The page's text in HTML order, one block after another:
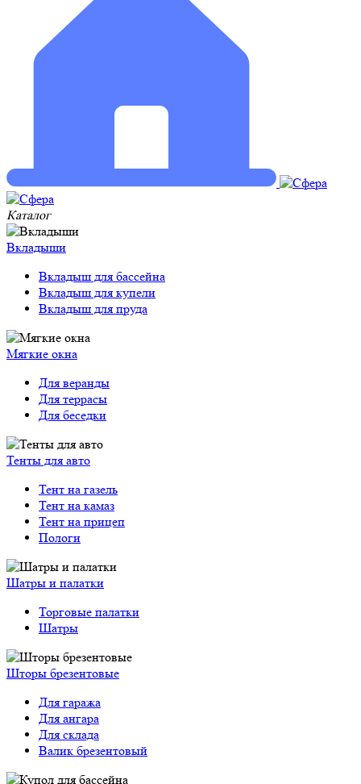
Каталог
Вкладыши
Вкладыш для бассейна
Вкладыш для купели
Вкладыш для пруда
Мягкие окна
Для веранды
Для террасы
Для беседки
Тенты для авто
Тент на газель
Тент на камаз
Тент на прицеп
Пологи
Шатры и палатки
Торговые палатки
Шатры
Шторы брезентовые
Для гаража
Для ангара
Для склада
Валик брезентовый